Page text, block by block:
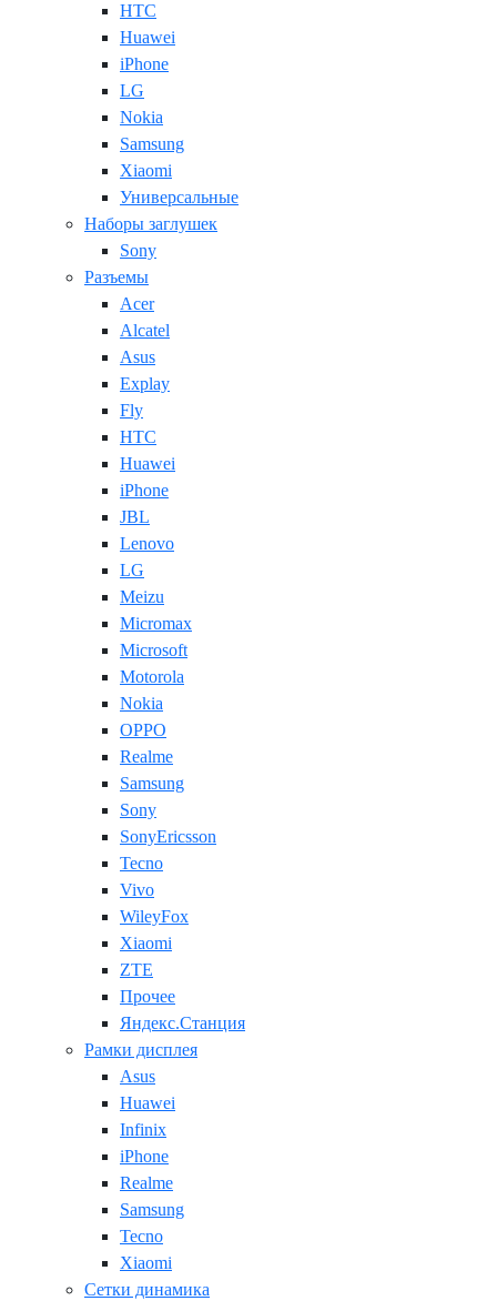
HTC
Huawei
iPhone
LG
Nokia
Samsung
Xiaomi
Универсальные
Наборы заглушек
Sony
Разъемы
Acer
Alcatel
Asus
Explay
Fly
HTC
Huawei
iPhone
JBL
Lenovo
LG
Meizu
Micromax
Microsoft
Motorola
Nokia
OPPO
Realme
Samsung
Sony
SonyEricsson
Tecno
Vivo
WileyFox
Xiaomi
ZTE
Прочее
Яндекс.Станция
Рамки дисплея
Asus
Huawei
Infinix
iPhone
Realme
Samsung
Tecno
Xiaomi
Сетки динамика